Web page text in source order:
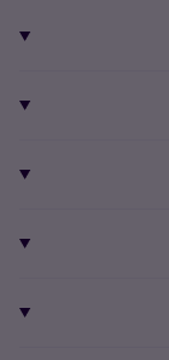
Alle telefoons
iPhone 16
Onbeperkt bellen